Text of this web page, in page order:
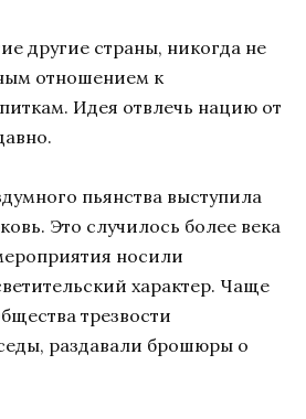
другие страны, никогда не
отношением к
Идея отвлечь нацию от
пьянства выступила
Это случилось более века
носили
характер. Чаще
трезвости
раздавали брошюры о